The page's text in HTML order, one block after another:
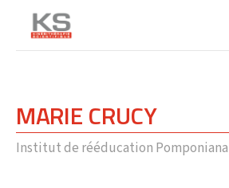
MARIE CRUCY
Institut de rééducation